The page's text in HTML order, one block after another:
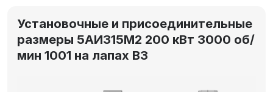
Установочные и присоединительные
размеры 5АИ315M2 200 кВт 3000 об/
мин 1001 на лапах В3